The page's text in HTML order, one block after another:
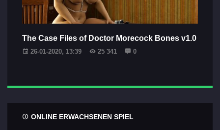
The Case Files of Doctor Morecock Bones v1.0
26-01-2020, 13:39 25 341 0
ONLINE ERWACHSENEN SPIEL